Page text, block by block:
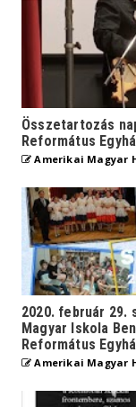
Összetartozás
Református
Amerikai Magyar
2020. február 29.
Magyar Iskola
Református
Amerikai Magyar